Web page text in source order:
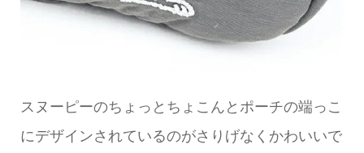
スヌーピーのちょっとちょこんとポーチの端っこ
にデザインされているのがさりげなくかわいいで